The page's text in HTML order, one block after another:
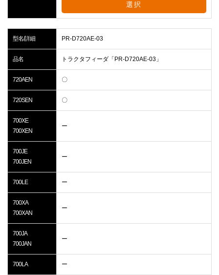
選択
型名/詳細 PR-D720AE-03
品名 トラクタフィーダ「PR-D720AE-03」
720AEN 〇
720SEN 〇
700XE
700XEN
ー
700JE
700JEN
ー
700LE ー
700XA
700XAN
ー
700JA
700JAN
ー
700LA ー